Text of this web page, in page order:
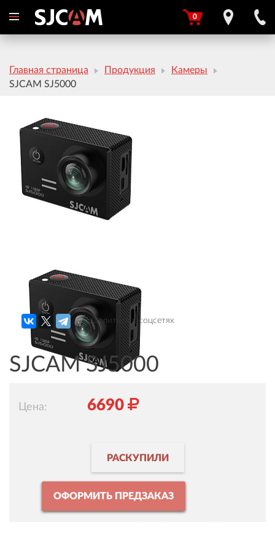
0
Главная страница Продукция
Камеры
SJCAM SJ5000
Поделиться в соцсетях
SJCAM SJ5000
Цена: 6690
РАСКУПИЛИ
ОФОРМИТЬ ПРЕДЗАКАЗ